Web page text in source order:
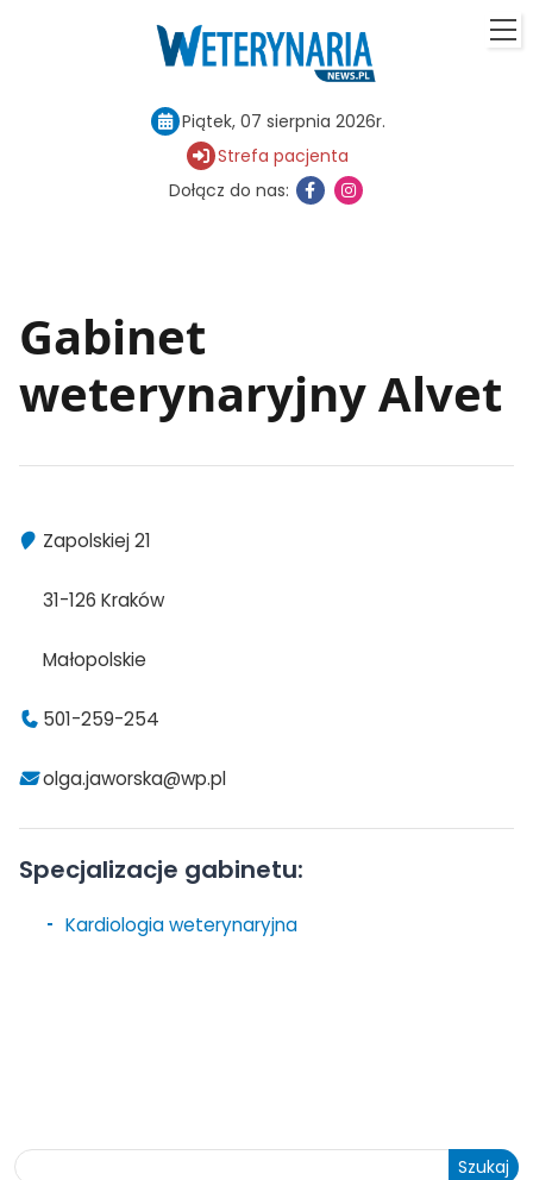
Piątek, 07 sierpnia 2026r.
Strefa pacjenta
Dołącz do nas:
Gabinet
weterynaryjny Alvet
Zapolskiej 21
31-126 Kraków
Małopolskie
501-259-254
olga.jaworska@wp.pl
Specjalizacje gabinetu:
Kardiologia weterynaryjna
Szukaj